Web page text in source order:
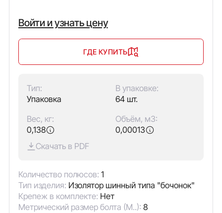
Войти и узнать цену
ГДЕ КУПИТЬ
Тип:
Упаковка
В упаковке:
64 шт.
Вес, кг:
0,138
Объём, м3:
0,00013
Скачать в PDF
Количество полюсов: 1
Тип изделия: Изолятор шинный типа "бочонок"
Крепеж в комплекте: Нет
Метрический размер болта (М..): 8